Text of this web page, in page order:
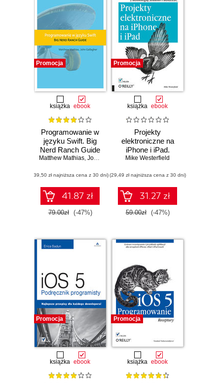
Promocja
książka ebook
Programowanie w
języku Swift. Big
Nerd Ranch Guide
Matthew Mathias, John Gallagher
(39,50 zł najniższa cena z 30 dni)
41.87 zł
79.00zł (-47%)
Promocja
książka ebook
Projekty
elektroniczne na
iPhone i iPad.
Niekonwencjonalne
technologią
Arduino i
techBASIC
Mike Westerfield
(29,49 zł najniższa cena z 30 dni)
31.27 zł
59.00zł (-47%)
Promocja
książka ebook
Promocja
książka ebook